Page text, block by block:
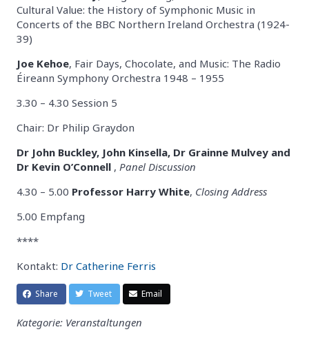
Cultural Value: the History of Symphonic Music in
Concerts of the BBC Northern Ireland Orchestra (1924-
39)
Joe Kehoe, Fair Days, Chocolate, and Music: The Radio
Éireann Symphony Orchestra 1948 – 1955
3.30 – 4.30 Session 5
Chair: Dr Philip Graydon
Dr John Buckley, John Kinsella, Dr Grainne Mulvey and
Dr Kevin O’Connell , Panel Discussion
4.30 – 5.00 Professor Harry White, Closing Address
5.00 Empfang
****
Kontakt: Dr Catherine Ferris
Share Tweet Email
Kategorie: Veranstaltungen